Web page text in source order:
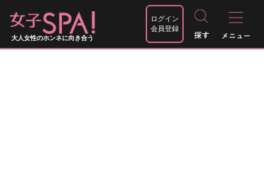
大人女性のホンネに向き合う
ログイン
会員登録